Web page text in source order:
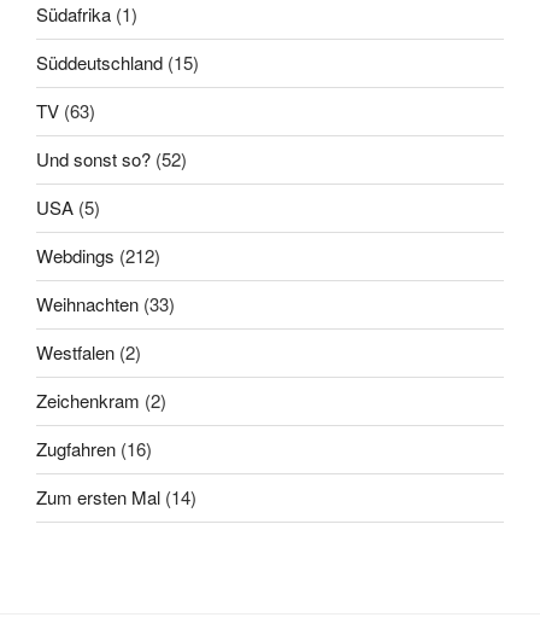
Südafrika (1)
Süddeutschland (15)
TV (63)
Und sonst so? (52)
USA (5)
Webdings (212)
Weihnachten (33)
Westfalen (2)
Zeichenkram (2)
Zugfahren (16)
Zum ersten Mal (14)